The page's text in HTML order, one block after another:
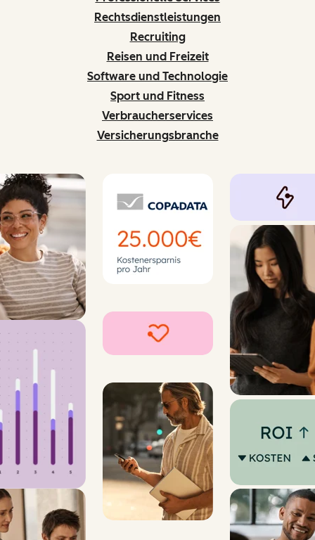
Rechtsdienstleistungen
Recruiting
Reisen und Freizeit
Software und Technologie
Sport und Fitness
Verbraucherservices
Versicherungsbranche